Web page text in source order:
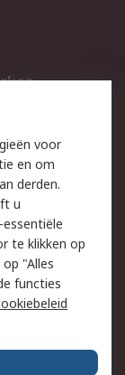
voor
en om
derden.
u
te klikken op
"Alles
functies